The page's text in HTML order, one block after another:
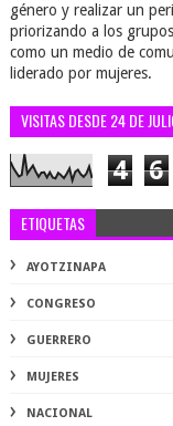
género y realizar un
priorizando a los
como un medio de
liderado por mujeres.
VISITAS DESDE 24 DE
4 6
ETIQUETAS
AYOTZINAPA
CONGRESO
GUERRERO
MUJERES
NACIONAL